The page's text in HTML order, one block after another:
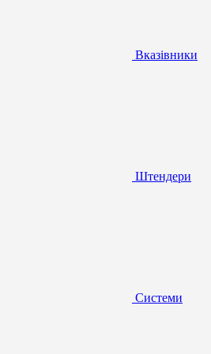
Вказівники
Штендери
Системи